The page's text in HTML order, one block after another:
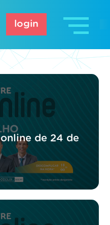
login
de 24 de